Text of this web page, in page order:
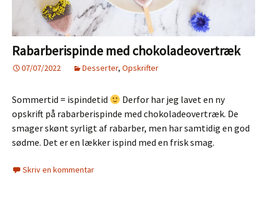
Rabarberispinde med chokoladeovertræk
07/07/2022 Desserter, Opskrifter
Sommertid = ispindetid
Derfor har jeg lavet en ny
opskrift på rabarberispinde med chokoladeovertræk. De
smager skønt syrligt af rabarber, men har samtidig en god
sødme. Det er en lækker ispind med en frisk smag.
Skriv en kommentar